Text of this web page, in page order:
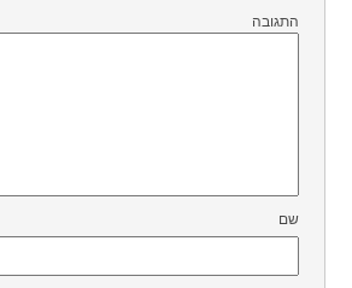
התגובה